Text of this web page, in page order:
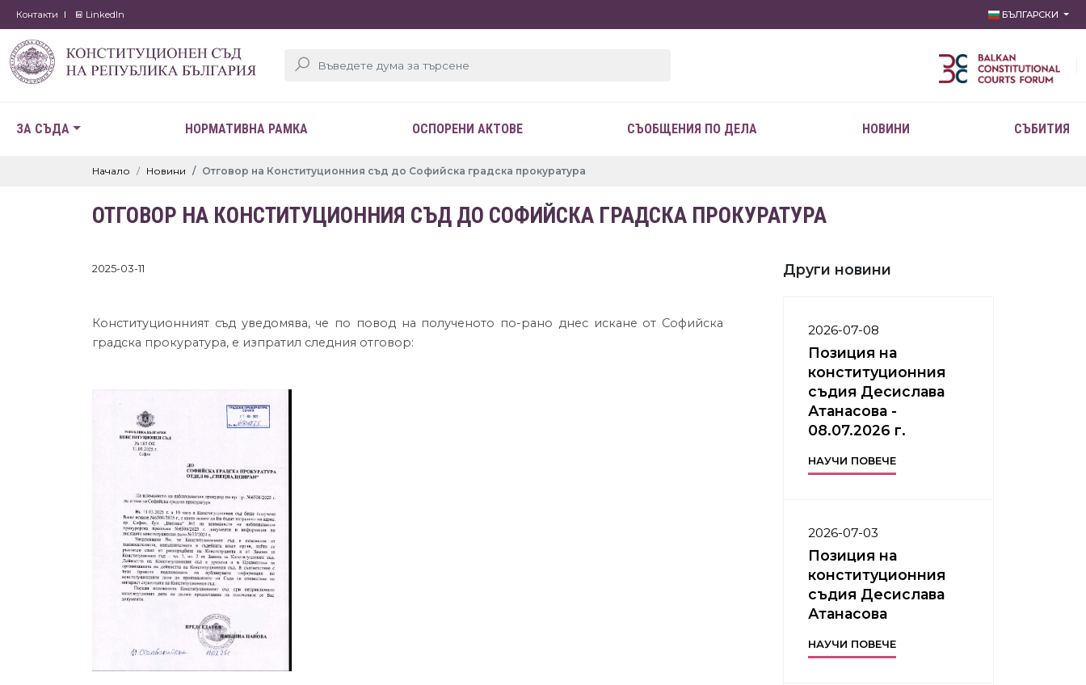
Контакти LinkedIn БЪЛГАРСКИ
ЗА СЪДА НОРМАТИВНА РАМКА ОСПОРЕНИ АКТОВЕ СЪОБЩЕНИЯ ПО ДЕЛА НОВИНИ СЪБИТИЯ
Начало Новини Отговор на Конституционния съд до Софийска градска прокуратура
ОТГОВОР НА КОНСТИТУЦИОННИЯ СЪД ДО СОФИЙСКА ГРАДСКА ПРОКУРАТУРА
2025-03-11
Конституционният съд уведомява, че по повод на полученото по-рано днес искане от Софийска
градска прокуратура, е изпратил следния отговор:
Други новини
2026-07-08
Позиция на
конституционния
съдия Десислава
Атанасова -
08.07.2026 г.
НАУЧИ ПОВЕЧЕ
2026-07-03
Позиция на
конституционния
съдия Десислава
Атанасова
НАУЧИ ПОВЕЧЕ